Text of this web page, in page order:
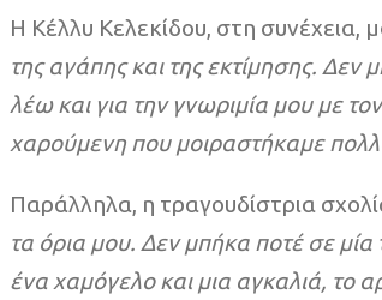
Η Κέλλυ Κελεκίδου, στη συνέχεια,
της αγάπης και της εκτίμησης.
λέω και για την γνωριμία μου με
χαρούμενη που μοιραστήκαμε
Παράλληλα, η τραγουδίστρια
τα όρια μου. Δεν μπήκα ποτέ σε
ένα χαμόγελο και μια αγκαλιά, το